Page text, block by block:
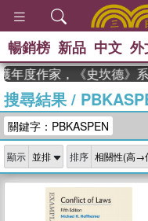
暢銷榜 新品 中文 外
度作家，《史坎德》
搜尋結果/
關鍵字：PBKASPEN
顯示 排序